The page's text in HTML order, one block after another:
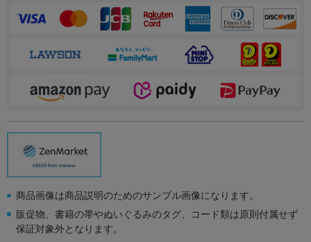
商品画像は商品説明のためのサンプル画像になります。
販促物、書籍の帯やぬいぐるみのタグ、コード類は原則付属せず
保証対象外となります。